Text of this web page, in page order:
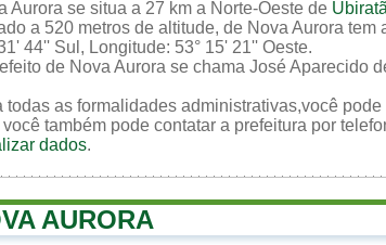
Aurora se situa a 27 km a Norte-Oeste de Ubiratã
a 520 metros de altitude, de Nova Aurora
44'' Sul, Longitude: 53° 15' 21'' Oeste.
de Nova Aurora se chama José Aparecido
todas as formalidades administrativas,você
você também pode contatar a prefeitura por
dados.
AURORA